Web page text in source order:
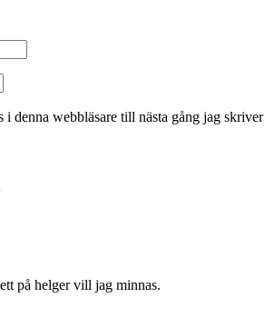
denna webbläsare till nästa gång jag
på helger vill jag minnas.